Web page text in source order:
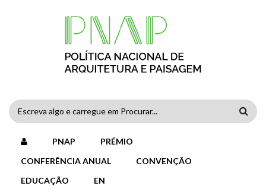
FORMULÁRIO
DE
PESQUISA
PNAP
PRÉMIO
CONFERÊNCIA ANUAL
CONVENÇÃO
EDUCAÇÃO
EN